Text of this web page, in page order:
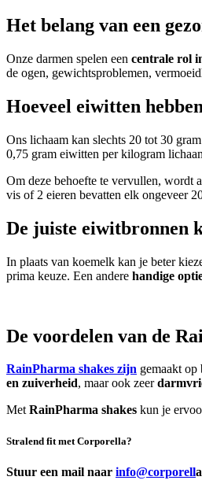
Het belang van een
Onze darmen spelen een centrale rol
de ogen, gewichtsproblemen,
Hoeveel eiwitten
Ons lichaam kan slechts 20 tot 30
0,75 gram eiwitten per kilogram
Om deze behoefte te vervullen, wordt
vis of 2 eieren bevatten elk ongeveer
De juiste eiwitbronnen
In plaats van koemelk kan je beter
prima keuze. Een andere handige
De voordelen van de
RainPharma shakes zijn gemaakt op
en zuiverheid, maar ook zeer
MetRainPharma shakes kun je
Stralend fit met Corporella?
Stuur een mail naar info@corporella